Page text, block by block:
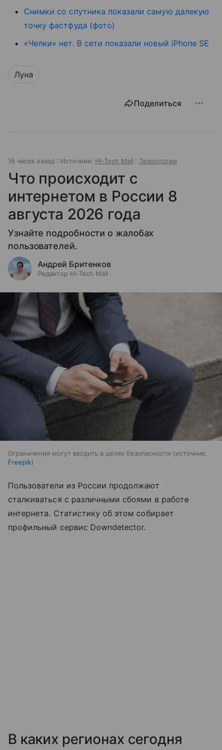
Снимки со спутника показали самую далекую
точку фастфуда (фото)
«Челки» нет. В сети показали новый iPhone SE
Луна
Поделиться
16 часов назад Источник: Hi-Tech Mail Технологии
Что происходит с
интернетом в России 8
августа 2026 года
Узнайте подробности о жалобах
пользователей.
Андрей Бритенков
Редактор Hi-Tech Mail
Ограничения могут вводить в целях безопасности
источник:
Freepik
Пользователи из России продолжают
сталкиваться с различными сбоями в работе
интернета. Статистику об этом собирает
профильный сервис Downdetector.
В каких регионах сегодня